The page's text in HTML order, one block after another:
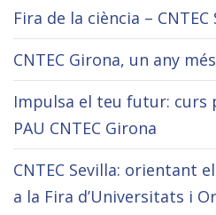
Fira de la ciència – CNTEC
CNTEC Girona, un any
Impulsa el teu futur:
PAU CNTEC Girona
CNTEC Sevilla: orientant
a la Fira d’Universitats i